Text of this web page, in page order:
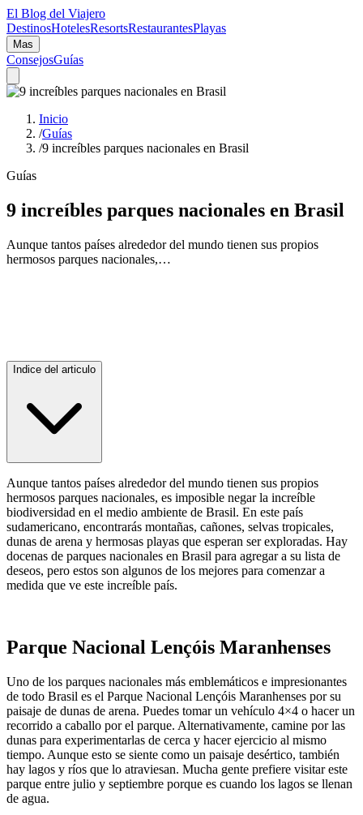
El Blog del Viajero
DestinosHotelesResortsRestaurantesPlayas
Mas
ConsejosGuías
Inicio
/Guías
/9 increíbles parques nacionales en Brasil
Guías
9 increíbles parques nacionales en Brasil
Aunque tantos países alrededor del mundo tienen sus propios
hermosos parques nacionales,…
Indice del articulo
Aunque tantos países alrededor del mundo tienen sus propios
hermosos parques nacionales, es imposible negar la increíble
biodiversidad en el medio ambiente de Brasil. En este país
sudamericano, encontrarás montañas, cañones, selvas tropicales,
dunas de arena y hermosas playas que esperan ser exploradas. Hay
docenas de parques nacionales en Brasil para agregar a su lista de
deseos, pero estos son algunos de los mejores para comenzar a
medida que ve este increíble país.
Parque Nacional Lençóis Maranhenses
Uno de los parques nacionales más emblemáticos e impresionantes
de todo Brasil es el Parque Nacional Lençóis Maranhenses por su
paisaje de dunas de arena. Puedes tomar un vehículo 4×4 o hacer un
recorrido a caballo por el parque. Alternativamente, camine por las
dunas para experimentarlas de cerca y hacer ejercicio al mismo
tiempo. Aunque esto se siente como un paisaje desértico, también
hay lagos y ríos que lo atraviesan. Mucha gente prefiere visitar este
parque entre julio y septiembre porque es cuando los lagos se llenan
de agua.